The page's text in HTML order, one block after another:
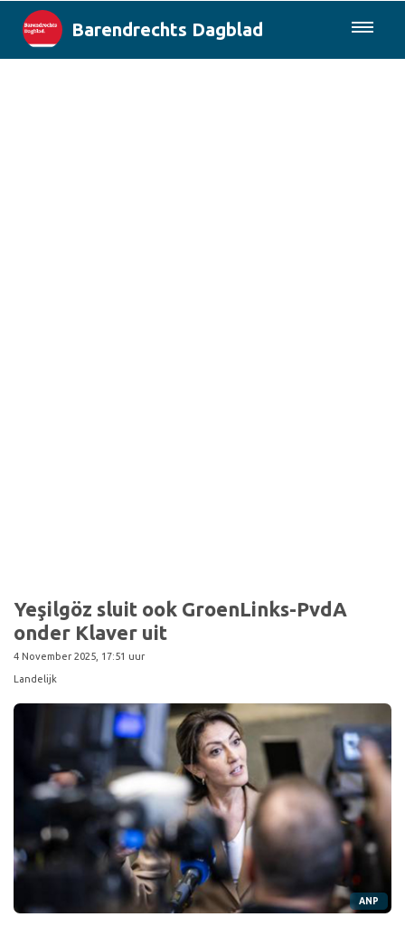
Barendrechts Dagblad
Yeşilgöz sluit ook GroenLinks-PvdA
onder Klaver uit
4 November 2025, 17:51 uur
Landelijk
ANP